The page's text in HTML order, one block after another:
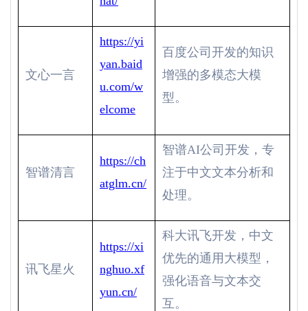
文心一言
https://yi
yan.baid
u.com/w
elcome
百度公司开发的知识
增强的多模态大模
型。
智谱清言
https://ch
atglm.cn/
智谱AI公司开发，专
注于中文文本分析和
处理。
讯飞星火
https://xi
nghuo.xf
yun.cn/
科大讯飞开发，中文
优先的通用大模型，
强化语音与文本交
互。